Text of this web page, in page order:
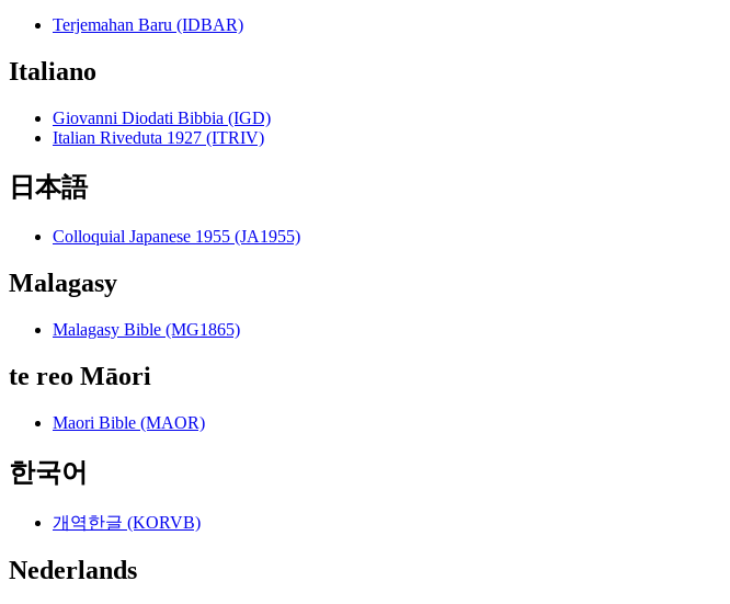
Terjemahan Baru (IDBAR)
Italiano
Giovanni Diodati Bibbia (IGD)
Italian Riveduta 1927 (ITRIV)
日本語
Colloquial Japanese 1955 (JA1955)
Malagasy
Malagasy Bible (MG1865)
te reo Māori
Maori Bible (MAOR)
한국어
개역한글 (KORVB)
Nederlands